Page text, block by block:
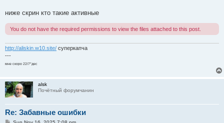
ниже скрин кто такие активные
You do not have the required permissions to view the files attached to this post.
http://aliskin.w10.site/ суперкапча
---
мне скоро 22/7*дес
alsk
Почётный форумчанин
Re: Забавные ошибки
P